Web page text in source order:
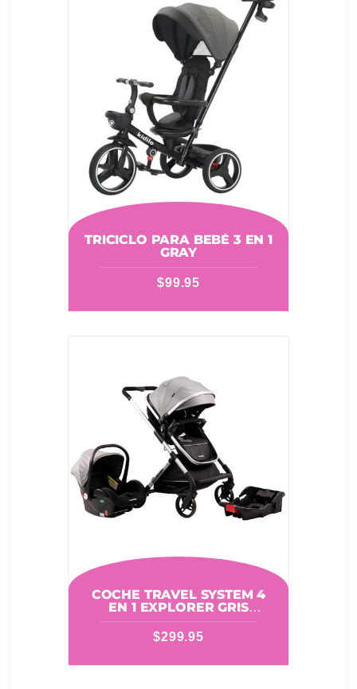
TRICICLO PARA BEBÉ 3 EN 1
GRAY
$99.95
COCHE TRAVEL SYSTEM 4
EN 1 EXPLORER GRIS
CUTEBABIES 11017102
$299.95